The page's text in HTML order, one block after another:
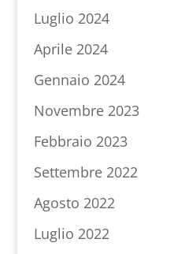
Luglio 2024
Aprile 2024
Gennaio 2024
Novembre 2023
Febbraio 2023
Settembre 2022
Agosto 2022
Luglio 2022